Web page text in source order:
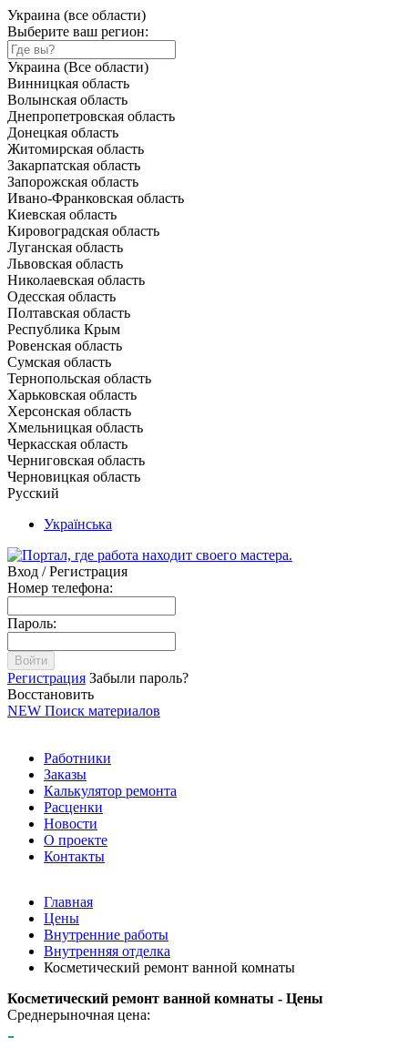
Украина (все области)
Выберите ваш регион:
Украина (Все области)
Винницкая область
Волынская область
Днепропетровская область
Донецкая область
Житомирская область
Закарпатская область
Запорожская область
Ивано-Франковская область
Киевская область
Кировоградская область
Луганская область
Львовская область
Николаевская область
Одесская область
Полтавская область
Республика Крым
Ровенская область
Сумская область
Тернопольская область
Харьковская область
Херсонская область
Хмельницкая область
Черкасская область
Черниговская область
Черновицкая область
Русский
Українська
Вход / Регистрация
Номер телефона:
Пароль:
Войти
Регистрация Забыли пароль?
Восстановить
NEW Поиск материалов
Работники
Заказы
Калькулятор ремонта
Расценки
Новости
О проекте
Контакты
Главная
Цены
Внутренние работы
Внутренняя отделка
Косметический ремонт ванной комнаты
Косметический ремонт ванной комнаты - Цены
Среднерыночная цена:
-